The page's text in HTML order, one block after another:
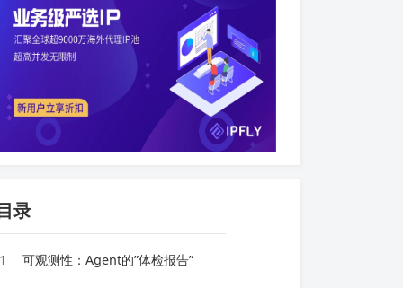
录
1 可观测性：Agent的”体检报告”